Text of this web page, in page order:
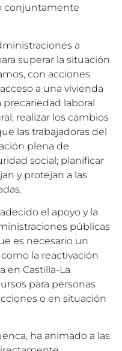
conjuntamente
a
superar la situación
con acciones
a una vivienda
precariedad laboral
realizar los cambios
las trabajadoras del
plena de
social; planificar
y protejan a las
el apoyo y la
públicas
es necesario un
la reactivación
en Castilla-La
para personas
o en situación
ha animado a las